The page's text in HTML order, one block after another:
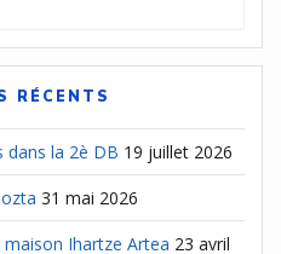
RÉCENTS
dans la 2è DB 19 juillet 2026
31 mai 2026
Ihartze Artea 23 avril